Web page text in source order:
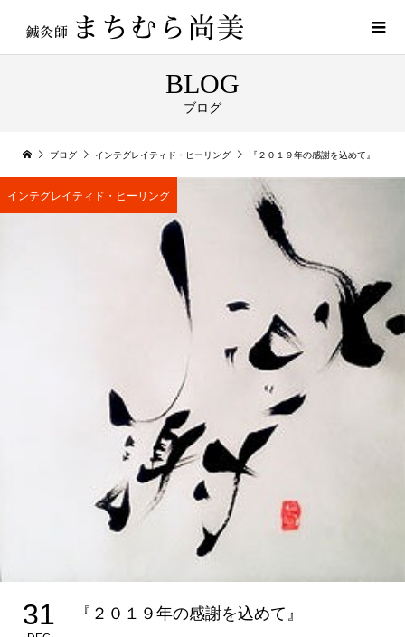
BLOG
ブログ
ブログ インテグレイティド・ヒーリング 『２０１９年の感謝を込めて』
インテグレイティド・ヒーリング
31 『２０１９年の感謝を込めて』